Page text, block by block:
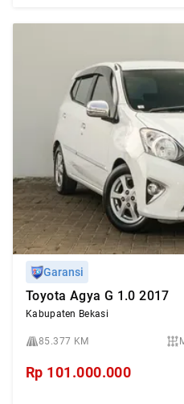
Garansi
Toyota Agya G 1.0 2017
Kabupaten Bekasi
85.377 KM
Rp 101.000.000